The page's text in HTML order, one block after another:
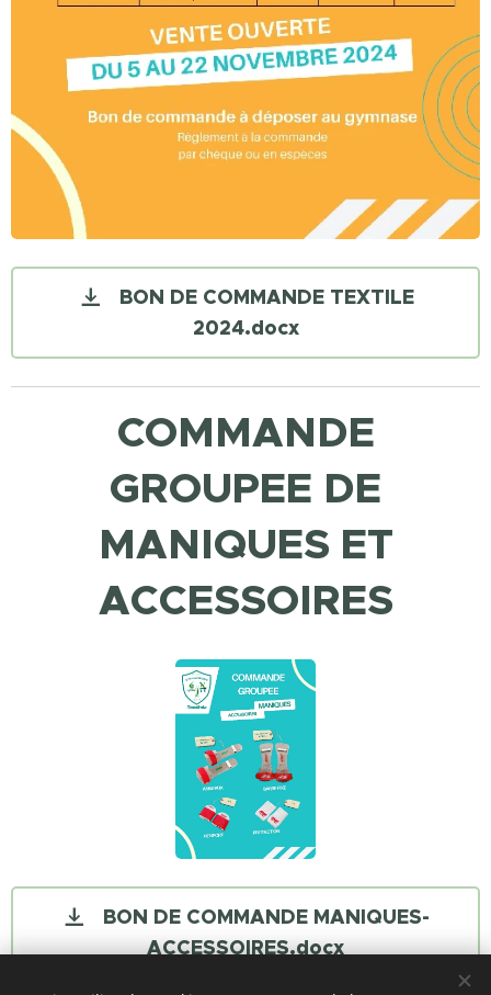
BON DE COMMANDE TEXTILE
2024.docx
COMMANDE
GROUPEE DE
MANIQUES ET
ACCESSOIRES
BON DE COMMANDE MANIQUES-
ACCESSOIRES.docx